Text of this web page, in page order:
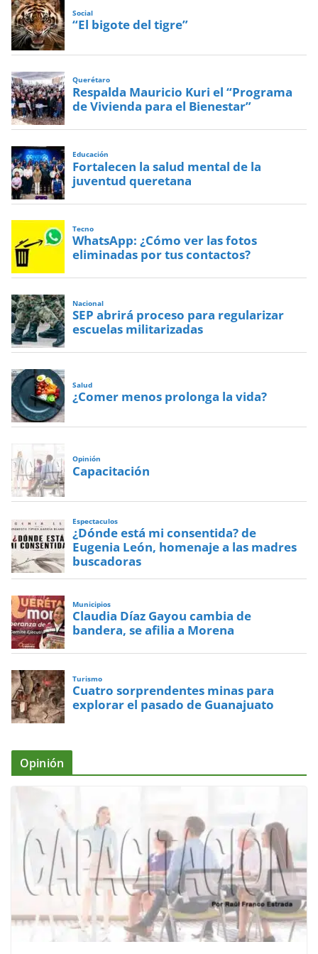
Social
“El bigote del tigre”
Querétaro
Respalda Mauricio Kuri el “Programa
de Vivienda para el Bienestar”
Educación
Fortalecen la salud mental de la
juventud queretana
Tecno
WhatsApp: ¿Cómo ver las fotos
eliminadas por tus contactos?
Nacional
SEP abrirá proceso para regularizar
escuelas militarizadas
Salud
¿Comer menos prolonga la vida?
Opinión
Capacitación
Espectaculos
¿Dónde está mi consentida? de
Eugenia León, homenaje a las madres
buscadoras
Municipios
Claudia Díaz Gayou cambia de
bandera, se afilia a Morena
Turismo
Cuatro sorprendentes minas para
explorar el pasado de Guanajuato
Opinión